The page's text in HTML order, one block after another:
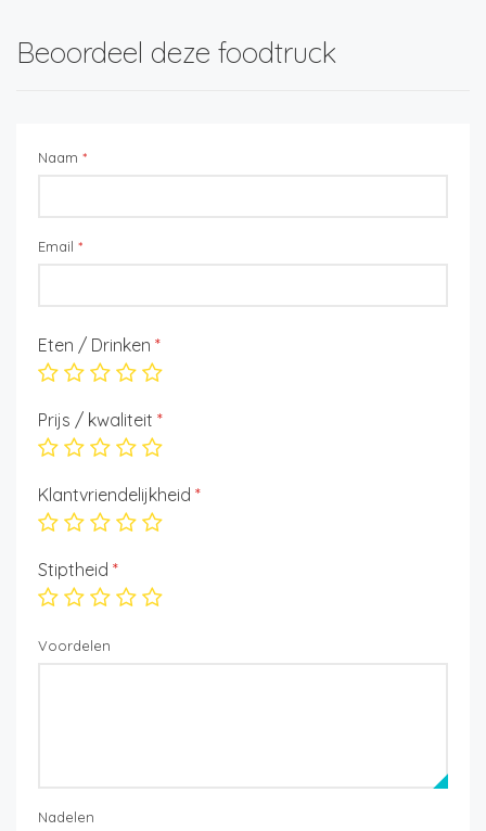
Beoordeel deze foodtruck
Naam *
Email *
Eten / Drinken *
Prijs / kwaliteit *
Klantvriendelijkheid *
Stiptheid *
Voordelen
Nadelen